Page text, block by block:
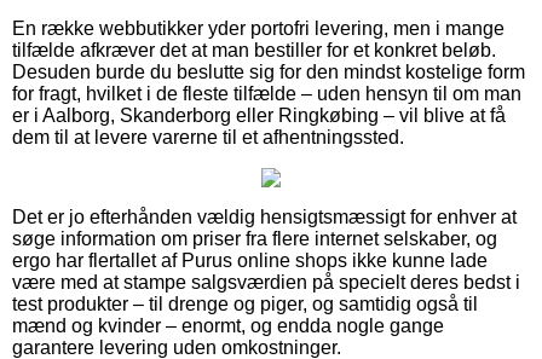
En række webbutikker yder portofri levering, men i mange
tilfælde afkræver det at man bestiller for et konkret beløb.
Desuden burde du beslutte sig for den mindst kostelige form
for fragt, hvilket i de fleste tilfælde – uden hensyn til om man
er i Aalborg, Skanderborg eller Ringkøbing – vil blive at få
dem til at levere varerne til et afhentningssted.
Det er jo efterhånden vældig hensigtsmæssigt for enhver at
søge information om priser fra flere internet selskaber, og
ergo har flertallet af Purus online shops ikke kunne lade
være med at stampe salgsværdien på specielt deres bedst i
test produkter – til drenge og piger, og samtidig også til
mænd og kvinder – enormt, og endda nogle gange
garantere levering uden omkostninger.